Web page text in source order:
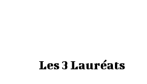
Les 3 Lauréats